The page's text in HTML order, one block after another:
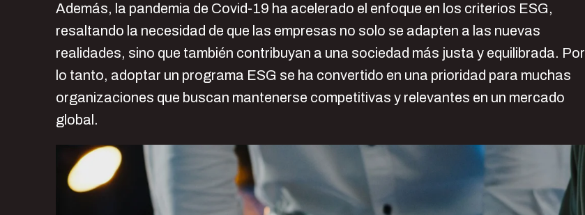
Además, la pandemia de Covid-19 ha acelerado el enfoque en los criterios ESG,
resaltando la necesidad de que las empresas no solo se adapten a las nuevas
realidades, sino que también contribuyan a una sociedad más justa y equilibrada. Por
lo tanto, adoptar un programa ESG se ha convertido en una prioridad para muchas
organizaciones que buscan mantenerse competitivas y relevantes en un mercado
global.